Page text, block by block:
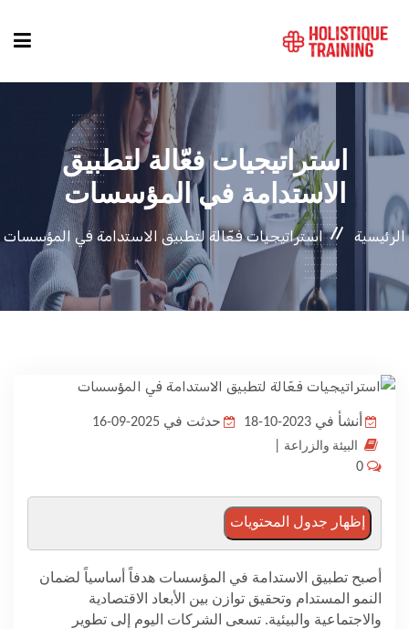
دليل الدورات
المواقع
التصنيفات
استراتيجيات فعّالة لتطبيق
الاستدامة في المؤسسات
الرئيسية استراتيجيات فعّالة لتطبيق الاستدامة في المؤسسات
أنشأ في 2023-10-18 حدثت في 2025-09-16
البيئة والزراعة
إظهار جدول المحتويات
أصبح تطبيق الاستدامة في المؤسسات هدفاً أساسياً لضمان
النمو المستدام وتحقيق توازن بين الأبعاد الاقتصادية
والاجتماعية والبيئية. تسعى الشركات اليوم إلى تطوير